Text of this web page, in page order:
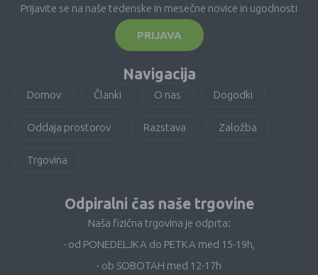
Prijavite se na naše tedenske in mesečne novice in ugodnosti
PRIJAVA
Navigacija
Domov Članki O nas Dogodki
Oddaja prostorov Razstava Založba
Trgovina
Odpiralni čas naše trgovine
Naša fizična trgovina je odprta:
- od PONEDELJKA do PETKA med 15-19h,
- ob SOBOTAH med 12-17h